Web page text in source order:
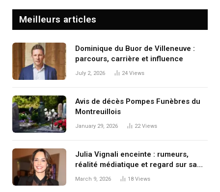
Meilleurs articles
Dominique du Buor de Villeneuve :
parcours, carrière et influence
July 2, 2026 24 Views
Avis de décès Pompes Funèbres du
Montreuillois
January 29, 2026 22Views
Julia Vignali enceinte : rumeurs,
réalité médiatique et regard sur sa
vie personnelle
March 9, 2026 18 Views